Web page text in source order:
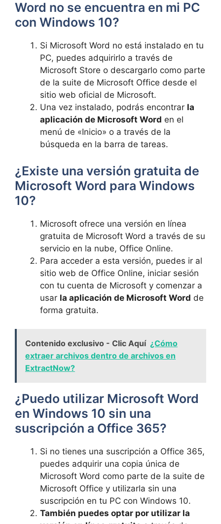
Word no se encuentra en mi PC
con Windows 10?
Si Microsoft Word no está instalado en tu
PC, puedes adquirirlo a través de
Microsoft Store o descargarlo como parte
de la suite de Microsoft Office desde el
sitio web oficial de Microsoft.
Una vez instalado, podrás encontrar la
aplicación de Microsoft Word en el
menú de «Inicio» o a través de la
búsqueda en la barra de tareas.
¿Existe una versión gratuita de
Microsoft Word para Windows
10?
Microsoft ofrece una versión en línea
gratuita de Microsoft Word a través de su
servicio en la nube, Office Online.
Para acceder a esta versión, puedes ir al
sitio web de Office Online, iniciar sesión
con tu cuenta de Microsoft y comenzar a
usar la aplicación de Microsoft Word de
forma gratuita.
Contenido exclusivo - Clic Aquí ¿Cómo
extraer archivos dentro de archivos en
ExtractNow?
¿Puedo utilizar Microsoft Word
en Windows 10 sin una
suscripción a Office 365?
Si no tienes una suscripción a Office 365,
puedes adquirir una copia única de
Microsoft Word como parte de la suite de
Microsoft Office y utilizarla sin una
suscripción en tu PC con Windows 10.
También puedes optar por utilizar la